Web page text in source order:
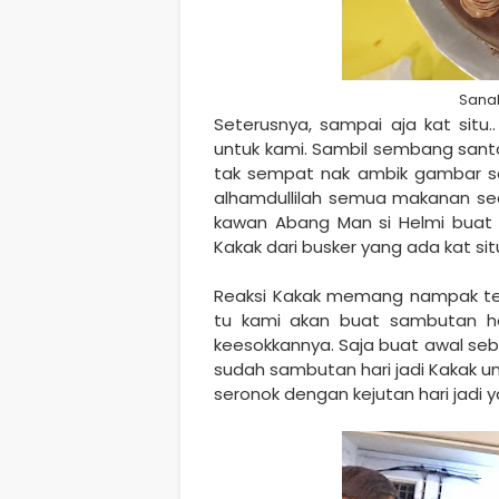
Seterusnya, sampai aja kat
untuk kami. Sambil sembang
tak sempat nak ambik gambar
alhamdullilah semua makanan
kawan Abang Man si Helmi
Kakak dari busker yang ada kat
Reaksi Kakak memang nampak
tu kami akan buat sambutan
keesokkannya. Saja buat awal
sudah sambutan hari jadi Kakak
seronok dengan kejutan hari jadi